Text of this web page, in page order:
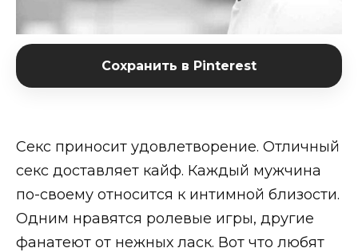
Сохранить в Pinterest
Секс приносит удовлетворение. Отличный
секс доставляет кайф. Каждый мужчина
по-своему относится к интимной близости.
Одним нравятся ролевые игры, другие
фанатеют от нежных ласк. Вот что любят